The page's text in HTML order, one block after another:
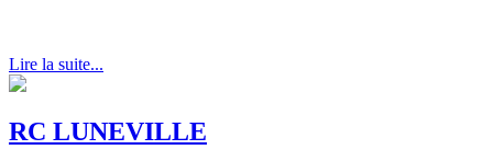
Lire la suite...
RC LUNEVILLE